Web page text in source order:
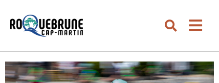
Aller à la recherche
Rechercher